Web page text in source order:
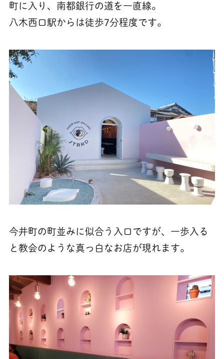
町に入り、南都銀行の道を一直線。
八木西口駅からは徒歩7分程度です。
今井町の町並みに似合う入口ですが、一歩入る
と教会のような真っ白なお店が現れます。